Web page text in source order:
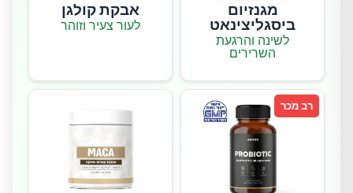
מגנזיום
ביסגליצינאט
לשינה והרגעת
השרירים
אבקת קולגן
לעור צעיר וזוהר
רב מכר